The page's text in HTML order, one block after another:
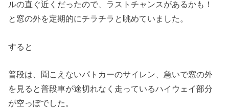
ルの直ぐ近くだったので、ラストチャンスがあるかも！
と窓の外を定期的にチラチラと眺めていました。
すると
普段は、聞こえないパトカーのサイレン、急いで窓の外
を見ると普段車が途切れなく走っているハイウェイ部分
が空っぽでした。